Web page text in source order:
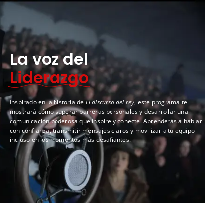
La voz del
Liderazgo
Inspirado en la historia deEl discurso del rey, este programa te
mostrará cómo superar barreras personales y desarrollar una
comunicación poderosa que inspire y conecte. Aprenderás a hablar
con confianza, transmitir mensajes claros y movilizar a tu equipo
incluso en los momentos más desafiantes.